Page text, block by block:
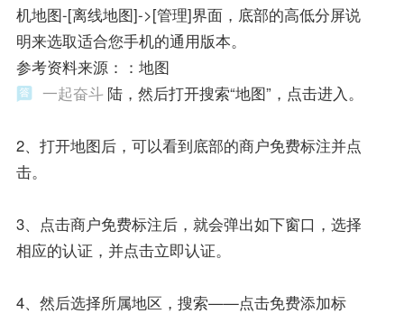
机地图-[离线地图]->[管理]界面，底部的高低分屏说
明来选取适合您手机的通用版本。
参考资料来源：：地图
一起奋斗 陆，然后打开搜索“地图”，点击进入。
2、打开地图后，可以看到底部的商户免费标注并点
击。
3、点击商户免费标注后，就会弹出如下窗口，选择
相应的认证，并点击立即认证。
4、然后选择所属地区，搜索——点击免费添加标